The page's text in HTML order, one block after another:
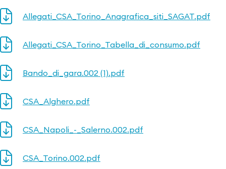
Allegati_CSA_Torino_Anagrafica_siti_SAGAT.pdf
Allegati_CSA_Torino_Tabella_di_consumo.pdf
Bando_di_gara.002 (1).pdf
CSA_Alghero.pdf
CSA_Napoli_-_Salerno.002.pdf
CSA_Torino.002.pdf